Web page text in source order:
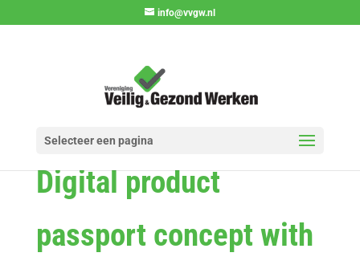
info@vvgw.nl
Selecteer een pagina
Digital product
passport concept with